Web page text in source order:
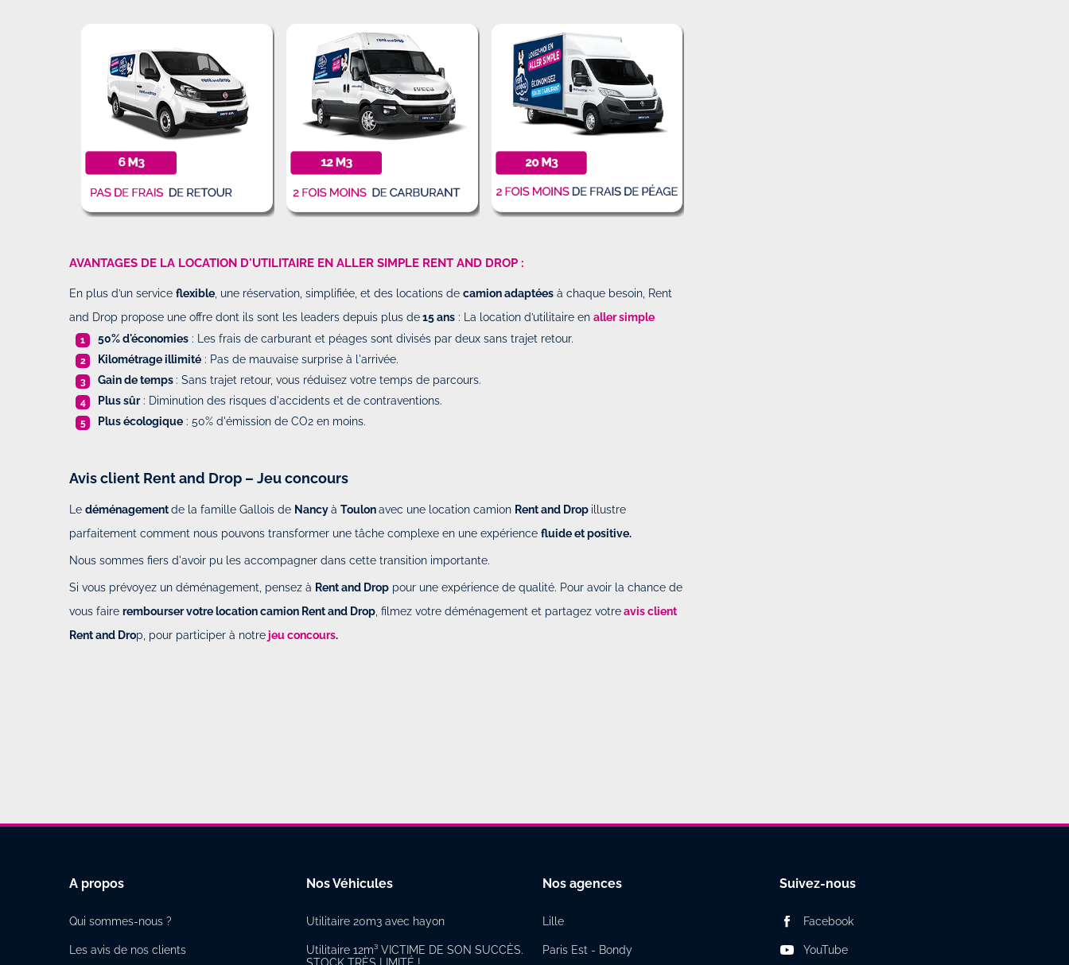
AVANTAGES DE LA LOCATION D'UTILITAIRE EN ALLER SIMPLE RENT AND DROP :
En plus d’un service flexible , une réservation, simplifiée, et des locations de camion adaptées à chaque besoin, Rent
and Drop propose une offre dont ils sont les leaders depuis plus de15 ans : La location d’utilitaire en aller simple
50% d'économies : Les frais de carburant et péages sont divisés par deux sans trajet retour.
Kilométrage illimité : Pas de mauvaise surprise à l'arrivée.
Gain de temps : Sans trajet retour, vous réduisez votre temps de parcours.
Plus sûr: Diminution des risques d'accidents et de contraventions.
Plus écologique : 50% d'émission de CO2 en moins.
Avis client Rent and Drop – Jeu concours
Le déménagementde la famille Gallois de Nancyà Toulonavec une location camion Rent and Drop illustre
parfaitement comment nous pouvons transformer une tâche complexe en une expérience fluide et positive.
Nous sommes fiers d'avoir pu les accompagner dans cette transition importante.
Si vous prévoyez un déménagement, pensez à Rent and Drop pour une expérience de qualité. Pour avoir la chance de
vous faire rembourser votre location camion Rent and Drop , filmez votre déménagement et partagez votreavis client
Rent and Drop, pour participer à notre jeu concours.
A propos
Qui sommes-nous ?
Les avis de nos clients
Nos Véhicules
Utilitaire 20m3 avec hayon
Utilitaire 12m³ VICTIME DE SON SUCCÈS.
STOCK TRÈS LIMITÉ !
Nos agences
Lille
Paris Est - Bondy
Suivez-nous
Facebook
YouTube